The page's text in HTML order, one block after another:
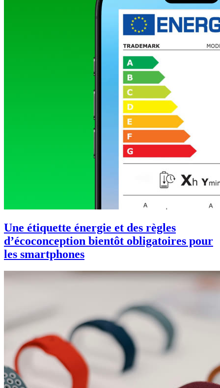
Une étiquette énergie et des règles
d’écoconception bientôt obligatoires pour
les smartphones